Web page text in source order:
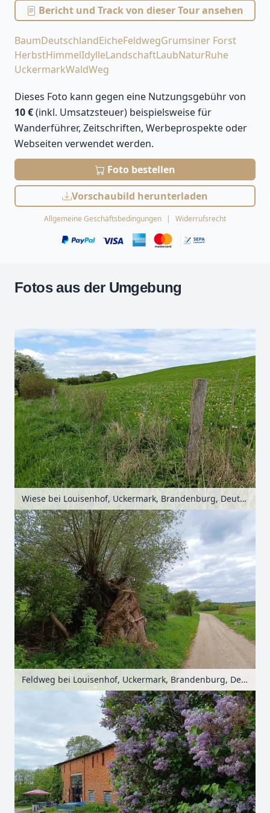
Bericht und Track von dieser Tour ansehen
BaumDeutschlandEicheFeldwegGrumsiner Forst
HerbstHimmelIdylleLandschaftLaubNaturRuhe
UckermarkWaldWeg
Dieses Foto kann gegen eine Nutzungsgebühr von
10 €(inkl. Umsatzsteuer) beispielsweise für
Wanderführer, Zeitschriften, Werbeprospekte oder
Webseiten verwendet werden.
Foto bestellen
Vorschaubild herunterladen
Allgemeine Geschäftsbedingungen Widerrufsrecht
Fotos aus der Umgebung
+
−
Wiese bei Louisenhof, Uckermark, Brandenburg, Deutschland
Feldweg bei Louisenhof, Uckermark, Brandenburg, Deutschland